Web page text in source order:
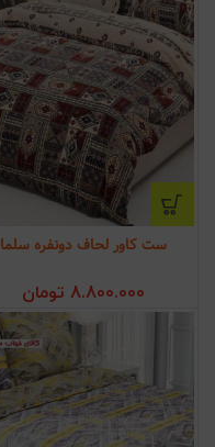
ست کاور لحاف دونفره سلما
8.800.000 تومان